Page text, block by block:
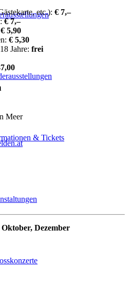
& Tickets
etc.): € 7,–
€ 7,–
€ 5,90
€ 5,30
Jahre: frei
Meer
Dezember